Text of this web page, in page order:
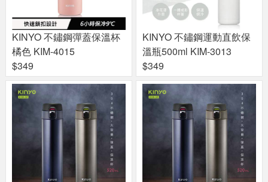
KINYO 不鏽鋼彈蓋保溫杯
橘色 KIM-4015
$349
KINYO 不鏽鋼運動直飲保
溫瓶500ml KIM-3013
$349